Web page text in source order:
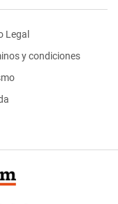
Legal
y condiciones